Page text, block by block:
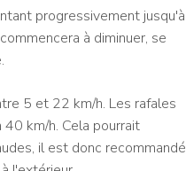
progressivement jusqu'à
à diminuer, se
5 et 22 km/h. Les rafales
km/h. Cela pourrait
il est donc recommandé